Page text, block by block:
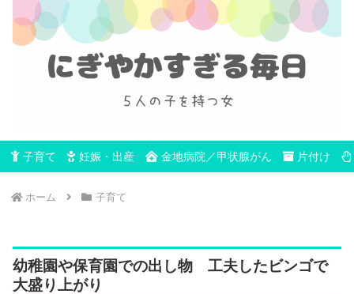
子育て 妊娠・出産 金地病院／甲状腺がん 片付け
ホーム 子育て
幼稚園や保育園での出し物 工夫したビンゴで
大盛り上がり